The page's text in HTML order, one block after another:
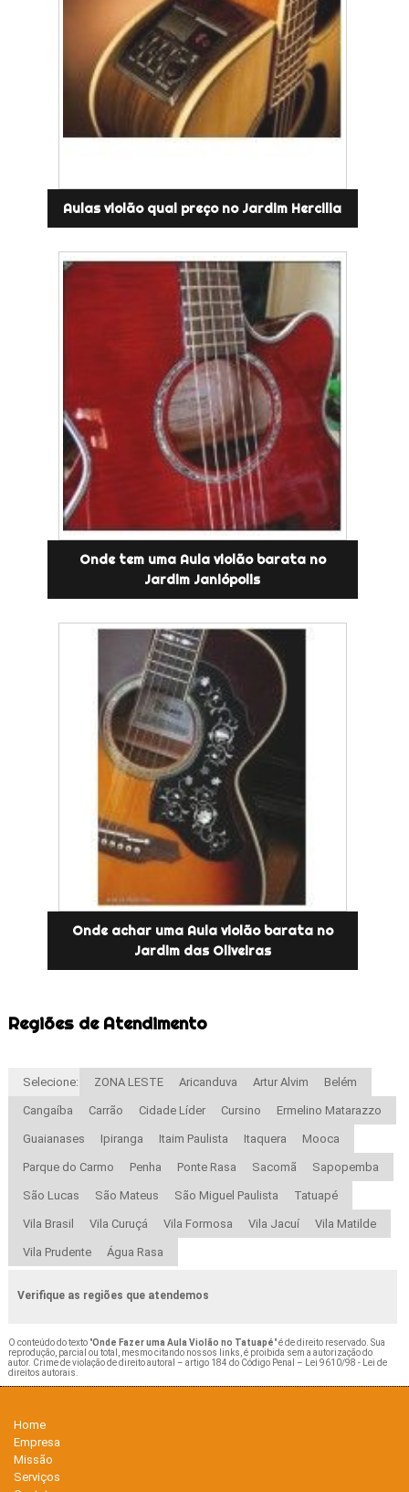
Aulas violão qual preço no Jardim Hercilia
Onde tem uma Aula violão barata no
Jardim Janiópolis
Onde achar uma Aula violão barata no
Jardim das Oliveiras
Regiões de Atendimento
Selecione: ZONA LESTE Aricanduva Artur Alvim Belém
Cangaíba Carrão Cidade Líder Cursino Ermelino Matarazzo
Guaianases Ipiranga Itaim Paulista Itaquera Mooca
Parque do Carmo Penha Ponte Rasa Sacomã Sapopemba
São Lucas São Mateus São Miguel Paulista Tatuapé
Vila Brasil Vila Curuçá Vila Formosa Vila Jacuí Vila Matilde
Vila Prudente Água Rasa
Verifique as regiões que atendemos
O conteúdo do texto "Onde Fazer uma Aula Violão no Tatuapé" é de direito reservado. Sua
reprodução, parcial ou total, mesmo citando nossos links, é proibida sem a autorização do
autor. Crime de violação de direito autoral – artigo 184 do Código Penal – Lei 9610/98 - Lei de
direitos autorais.
Home
Empresa
Missão
Serviços